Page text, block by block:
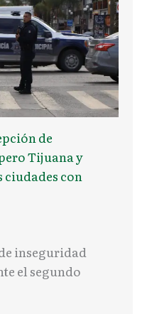
de
Tijuana y
con
inseguridad
el segundo